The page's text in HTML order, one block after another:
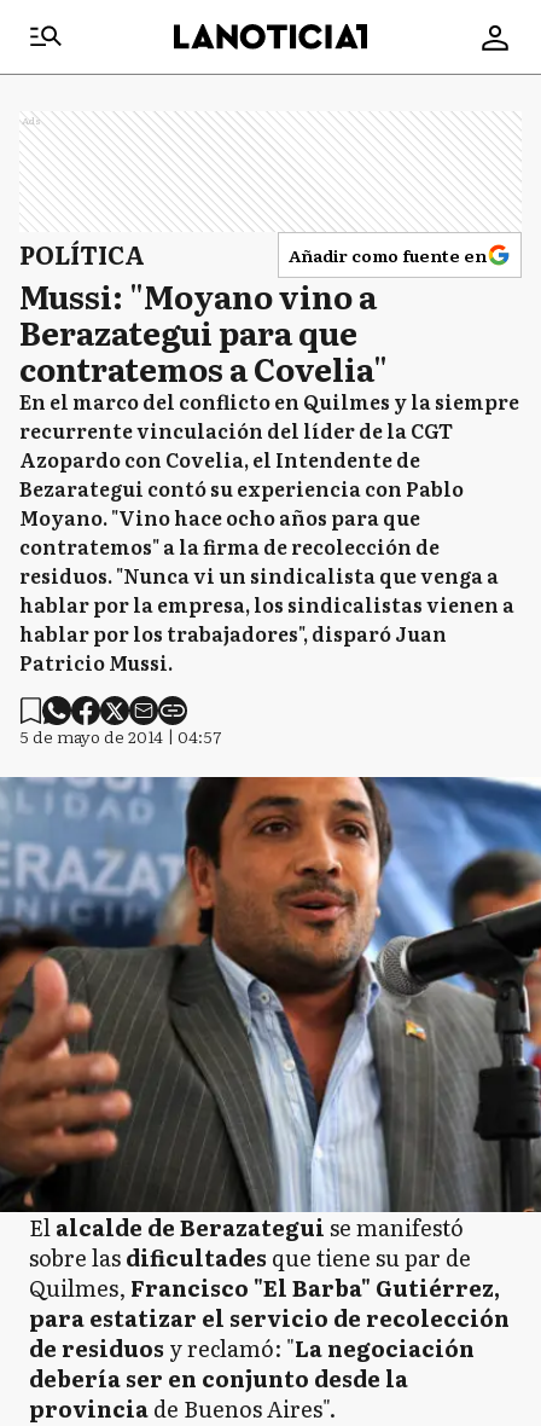
Ads
POLÍTICA Añadir como fuente en
Mussi: "Moyano vino a
Berazategui para que
contratemos a Covelia"
En el marco del conflicto en Quilmes y la siempre
recurrente vinculación del líder de la CGT
Azopardo con Covelia, el Intendente de
Bezarategui contó su experiencia con Pablo
Moyano. "Vino hace ocho años para que
contratemos" a la firma de recolección de
residuos. "Nunca vi un sindicalista que venga a
hablar por la empresa, los sindicalistas vienen a
hablar por los trabajadores", disparó Juan
Patricio Mussi.
5 de mayo de 2014 | 04:57
Elalcalde de Berazateguise manifestó
sobre lasdificultades que tiene su par de
Quilmes, Francisco "El Barba" Gutiérrez,
para estatizar el servicio de recolección
de residuos y reclamó: "La negociación
debería ser en conjunto desde la
provinciade Buenos Aires".